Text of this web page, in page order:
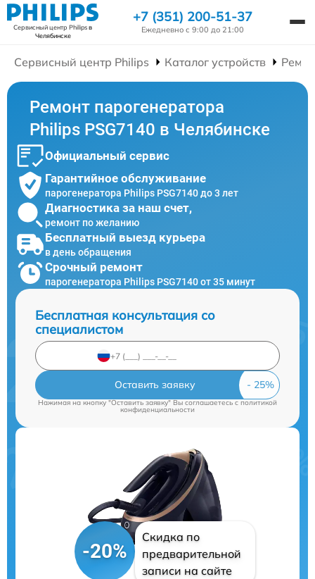
Сервисный центр Philipsв
Челябинске
+7 (351) 200-51-37
Ежедневно с 9:00 до 21:00
Сервисный центр Philips Каталог устройств
Ремонт парогенератора
Philips PSG7140 в Челябинске
Официальный сервис
Гарантийное обслуживание
парогенератора Philips PSG7140 до 3 лет
Диагностика за наш счет,
ремонт по желанию
Бесплатный выезд курьера
в день обращения
Срочный ремонт
парогенератора Philips PSG7140 от 35 минут
Бесплатная консультация со
специалистом
Оставить заявку
Нажимая на кнопку "Оставить заявку" Вы соглашаетесь c политикой
конфиденциальности
-20%
Скидка по
предварительной
записи на сайте